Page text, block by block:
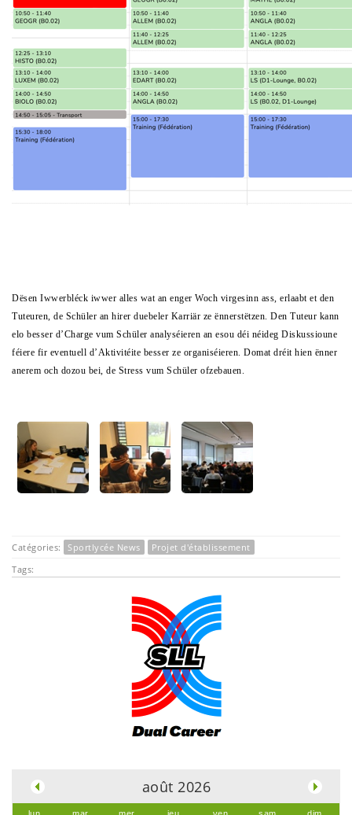
Dësen Iwwerbléck iwwer alles wat an enger Woch virgesinn ass, erlaabt et den
Tuteuren, de Schüler an hirer duebeler Karriär ze ënnerstëtzen. Den Tuteur kann
elo besser d’Charge vum Schüler analyséieren an esou déi néideg Diskussioune
féiere fir eventuell d’Aktivitéite besser ze organiséieren. Domat dréit hien ënner
anerem och dozou bei, de Stress vum Schüler ofzebauen.
Catégories: Sportlycée News
Projet d'établissement
Tags:
août 2026